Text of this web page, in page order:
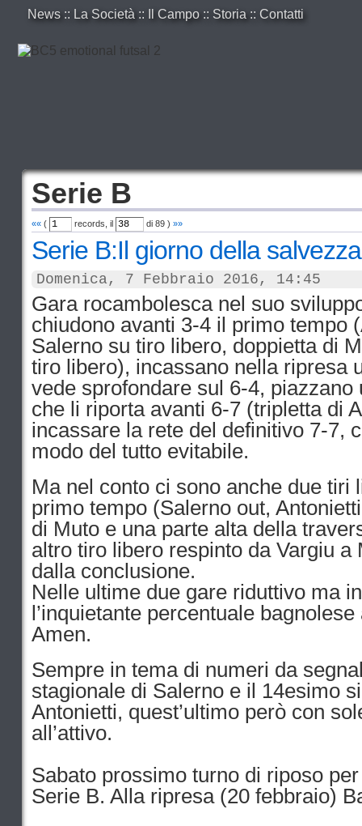
News :: La Società :: Il Campo :: Storia :: Contatti
Serie B
«« ( records, il di 89 ) »»
Serie B:Il giorno della
Domenica, 7 Febbraio 2016, 14:45
Gara rocambolesca nel suo
chiudono avanti 3-4 il primo tempo
Salerno su tiro libero, doppietta di
tiro libero), incassano nella ripresa
vede sprofondare sul 6-4, piazzano
che li riporta avanti 6-7 (tripletta di
incassare la rete del definitivo 7-7,
modo del tutto evitabile.
Ma nel conto ci sono anche due tiri
primo tempo (Salerno out,
di Muto e una parte alta della
altro tiro libero respinto da Vargiu a
dalla conclusione.
Nelle ultime due gare riduttivo ma
l’inquietante percentuale
Amen.
Sempre in tema di numeri da
stagionale di Salerno e il 14esimo
Antonietti, quest’ultimo però con
all’attivo.
Sabato prossimo turno di riposo
Serie B. Alla ripresa (20 febbraio)